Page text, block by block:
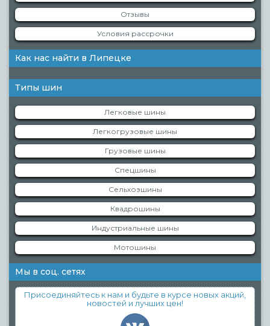
Отзывы
Условия рассрочки
Как нас найти в Липецке
Типы шин
Легковые шины
Легкогрузовые шины
Грузовые шины
Спецшины
Сельхозшины
Квадрошины
Индустриальные шины
Мотошины
Мы в соц. сетях
Присоединяйтесь к нам и будьте в курсе новых акций,
новостей и лучших цен!